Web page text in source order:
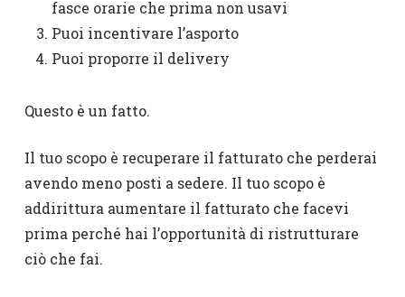
fasce orarie che prima non usavi
Puoi incentivare l’asporto
Puoi proporre il delivery
Questo è un fatto.
Il tuo scopo è recuperare il fatturato che perderai
avendo meno posti a sedere. Il tuo scopo è
addirittura aumentare il fatturato che facevi
prima perché hai l’opportunità di ristrutturare
ciò che fai.